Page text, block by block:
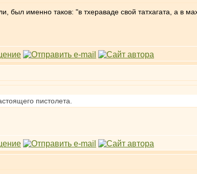
был именно таков: "в тхераваде свой татхагата, а в
пистолета.